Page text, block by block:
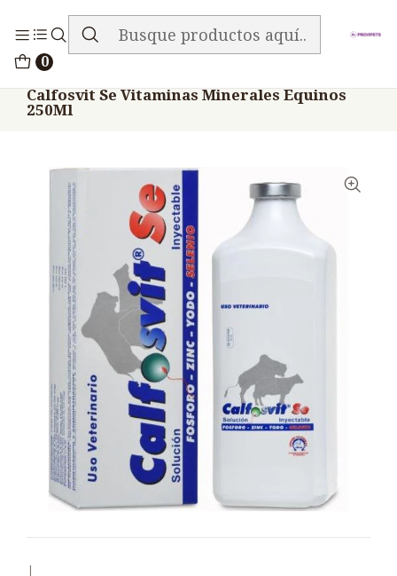
0
ENVIO GRATIS EN TODA LA TIENDA
Calfosvit Se Vitaminas Minerales Equinos
250Ml